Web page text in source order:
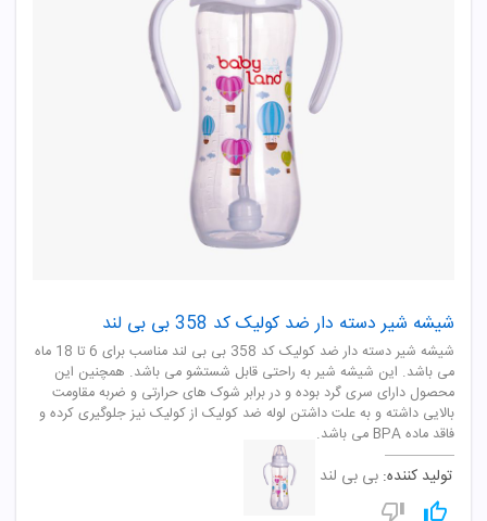
شیشه شیر دسته دار ضد کولیک کد 358 بی بی لند
شیشه شیر دسته دار ضد کولیک کد 358 بی بی لند مناسب برای 6 تا 18 ماه
می باشد. این شیشه شیر به راحتی قابل شستشو می باشد. همچنین این
محصول دارای سری گرد بوده و در برابر شوک های حرارتی و ضربه مقاومت
بالایی داشته و به علت داشتن لوله ضد کولیک از کولیک نیز جلوگیری کرده و
فاقد ماده BPA می باشد.
تولید کننده: بی بی لند